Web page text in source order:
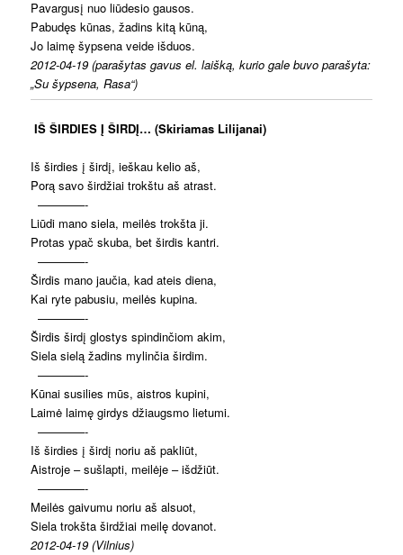
Pavargusį nuo liūdesio gausos.
Pabudęs kūnas, žadins kitą kūną,
Jo laimę šypsena veide išduos.
2012-04-19 (parašytas gavus el. laišką, kurio gale buvo parašyta:
„Su šypsena, Rasa“)
IŠ ŠIRDIES Į ŠIRDĮ… (Skiriamas Lilijanai)
Iš širdies į širdį, ieškau kelio aš,
Porą savo širdžiai trokštu aš atrast.
————-
Liūdi mano siela, meilės trokšta ji.
Protas ypač skuba, bet širdis kantri.
————-
Širdis mano jaučia, kad ateis diena,
Kai ryte pabusiu, meilės kupina.
————-
Širdis širdį glostys spindinčiom akim,
Siela sielą žadins mylinčia širdim.
————-
Kūnai susilies mūs, aistros kupini,
Laimė laimę girdys džiaugsmo lietumi.
————-
Iš širdies į širdį noriu aš pakliūt,
Aistroje – sušlapti, meilėje – išdžiūt.
————-
Meilės gaivumu noriu aš alsuot,
Siela trokšta širdžiai meilę dovanot.
2012-04-19 (Vilnius)